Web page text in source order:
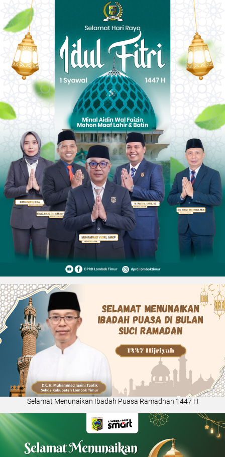
Selamat Menunaikan Ibadah Puasa Ramadhan 1447 H